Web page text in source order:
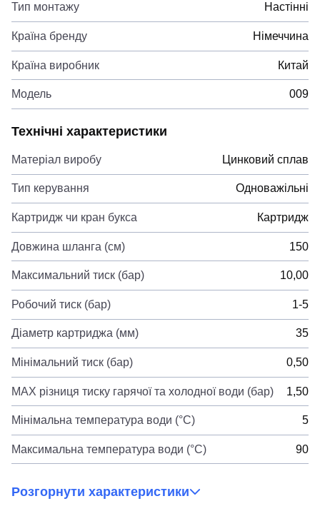
Тип монтажу Настінні
Країна бренду Німеччина
Країна виробник Китай
Модель 009
Технічні характеристики
Матеріал виробу Цинковий сплав
Тип керування Одноважільні
Картридж чи кран букса Картридж
Довжина шланга (см) 150
Максимальний тиск (бар) 10,00
Робочий тиск (бар) 1-5
Діаметр картриджа (мм) 35
Мінімальний тиск (бар) 0,50
MAX різниця тиску гарячої та холодної води (бар) 1,50
Мінімальна температура води (°C) 5
Максимальна температура води (°C) 90
Розгорнути характеристики